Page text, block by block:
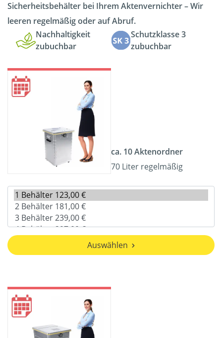
Sicherheitsbehälter bei Ihrem Aktenvernichter – Wir
leeren regelmäßig oder auf Abruf.
Nachhaltigkeit
zubuchbar
Schutzklasse 3
zubuchbar
ca. 10 Aktenordner
70 Liter regelmäßig
Auswählen